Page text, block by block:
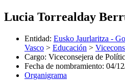
Lucia Torrealday
Entidad: Eusko Jaurlaritza -
Vasco > Educación >
Cargo: Viceconsejera de
Fecha de nombramiento: 04/
Organigrama